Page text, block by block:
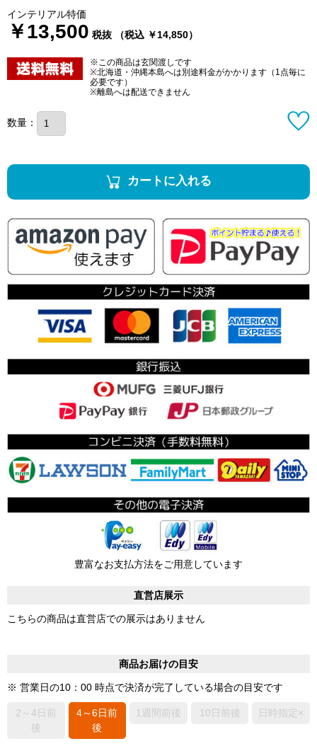
インテリアル特価
￥13,500 税抜 （税込 ￥14,850）
※この商品は玄関渡しです
※北海道・沖縄本島へは別途料金がかかります（1点毎に
必要です）
※離島へは配送できません
数量：
カートに入れる
豊富なお支払方法をご用意しています
直営店展示
こちらの商品は直営店での展示はありません
商品お届けの目安
※ 営業日の10：00 時点で決済が完了している場合の目安です
2～4日前
後
4～6日前
後
1週間前後 10日前後 日時指定×